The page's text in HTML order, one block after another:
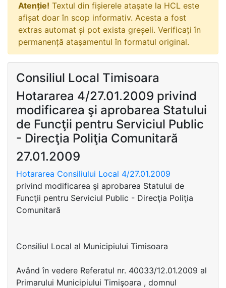
Atenție! Textul din fișierele atașate la HCL este
afișat doar în scop informativ. Acesta a fost
extras automat și pot exista greșeli. Verificați în
permanență atașamentul în formatul original.
Consiliul Local Timisoara
Hotararea 4/27.01.2009 privind
modificarea şi aprobarea Statului
de Funcţii pentru Serviciul Public
- Direcţia Poliţia Comunitară
27.01.2009
Hotararea Consiliului Local 4/27.01.2009
privind modificarea şi aprobarea Statului de
Funcţii pentru Serviciul Public - Direcţia Poliţia
Comunitară
Consiliul Local al Municipiului Timisoara
Având în vedere Referatul nr. 40033/12.01.2009 al
Primarului Municipiului Timişoara , domnul